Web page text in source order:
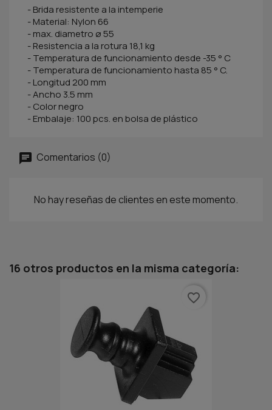
- Brida resistente a la intemperie
- Material: Nylon 66
- max. diametro ø 55
- Resistencia a la rotura 18,1 kg
- Temperatura de funcionamiento desde -35 ° C
- Temperatura de funcionamiento hasta 85 ° C.
- Longitud 200 mm
- Ancho 3.5 mm
- Color negro
- Embalaje: 100 pcs. en bolsa de plástico
Comentarios (0)
No hay reseñas de clientes en este momento.
16 otros productos en la misma categoría:
favorite_border